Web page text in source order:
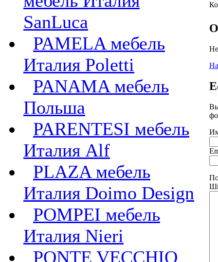
SanLuca
PAMELA мебель
Италия Poletti
PANAMA мебель
Польша
PARENTESI мебель
Италия Alf
PLAZA мебель
Италия Doimo Design
POMPEI мебель
Италия Nieri
PONTE VECCHIO